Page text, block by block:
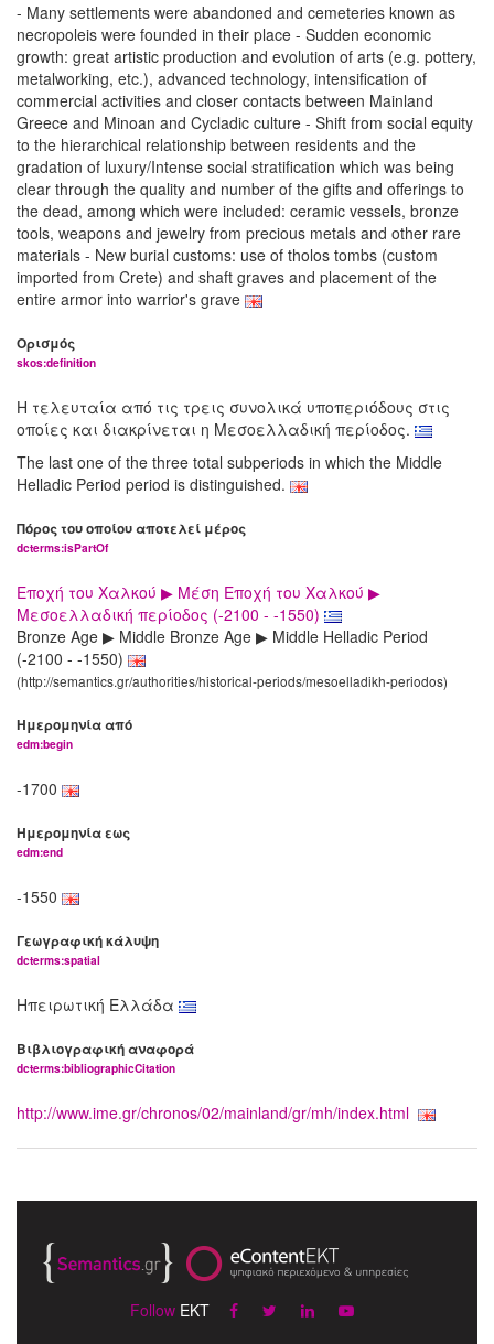
- Many settlements were abandoned and cemeteries known as
necropoleis were founded in their place - Sudden economic
growth: great artistic production and evolution of arts (e.g. pottery,
metalworking, etc.), advanced technology, intensification of
commercial activities and closer contacts between Mainland
Greece and Minoan and Cycladic culture - Shift from social equity
to the hierarchical relationship between residents and the
gradation of luxury/Intense social stratification which was being
clear through the quality and number of the gifts and offerings to
the dead, among which were included: ceramic vessels, bronze
tools, weapons and jewelry from precious metals and other rare
materials - New burial customs: use of tholos tombs (custom
imported from Crete) and shaft graves and placement of the
entire armor into warrior's grave
Ορισμός
skos:definition
Η τελευταία από τις τρεις συνολικά υποπεριόδους στις
οποίες και διακρίνεται η Μεσοελλαδική περίοδος.
The last one of the three total subperiods in which the Middle
Helladic Period period is distinguished.
Πόρος του οποίου αποτελεί μέρος
dcterms:isPartOf
Εποχή του Χαλκού ▶ Μέση Εποχή του Χαλκού ▶
Μεσοελλαδική περίοδος (-2100 - -1550)
Bronze Age ▶ Middle Bronze Age ▶ Middle Helladic Period
(-2100 - -1550)
(http://semantics.gr/authorities/historical-periods/mesoelladikh-periodos)
Ημερομηνία από
edm:begin
-1700
Ημερομηνία εως
edm:end
-1550
Γεωγραφική κάλυψη
dcterms:spatial
Ηπειρωτική Ελλάδα
Βιβλιογραφική αναφορά
dcterms:bibliographicCitation
http://www.ime.gr/chronos/02/mainland/gr/mh/index.html
Follow EKT